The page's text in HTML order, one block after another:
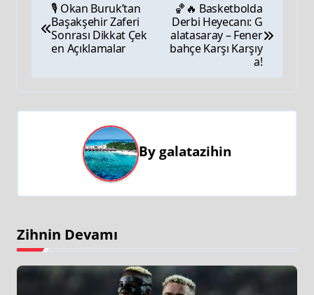
🎙️ Okan Buruk’tan
Başakşehir Zaferi
Sonrası Dikkat Çek
en Açıklamalar
🏀🔥 Basketbolda
Derbi Heyecanı: G
alatasaray – Fener
bahçe Karşı Karşıy
a!
Bygalatazihin
Zihnin Devamı